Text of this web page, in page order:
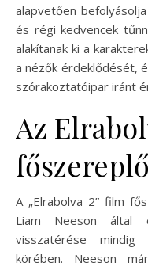
alapvetően
és régi kedvencek
alakítanak ki a
a nézők érdeklődését,
szórakoztatóipar iránt
Az
A „Elrabolva 2” film
Liam Neeson által
visszatérése
körében. Neeson